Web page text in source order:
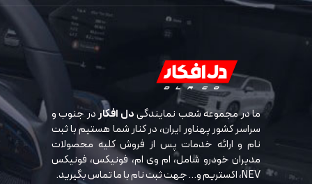
ما در مجموعه شعب نمایندگیدل افکاردر جنوب و
سراسر کشور پهناور ایران، در کنار شما هستیم با ثبت
نام و ارائه خدمات پس از فروش کلیه محصولات
مدیران خودرو شامل، ام وی ام، فونیکس، فونیکس
NEV، اکستریم و… جهت ثبت نام با ما تماس بگیرید.